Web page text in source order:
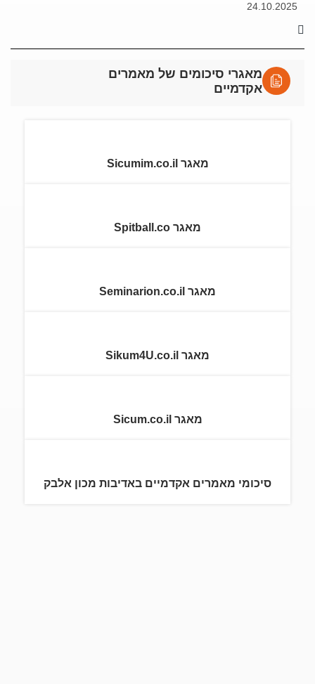
24.10.2025
מאגרי סיכומים של מאמרים
אקדמיים
מאגר Sicumim.co.il
מאגר Spitball.co
מאגר Seminarion.co.il
מאגר Sikum4U.co.il
מאגר Sicum.co.il
סיכומי מאמרים אקדמיים באדיבות מכון אלבק